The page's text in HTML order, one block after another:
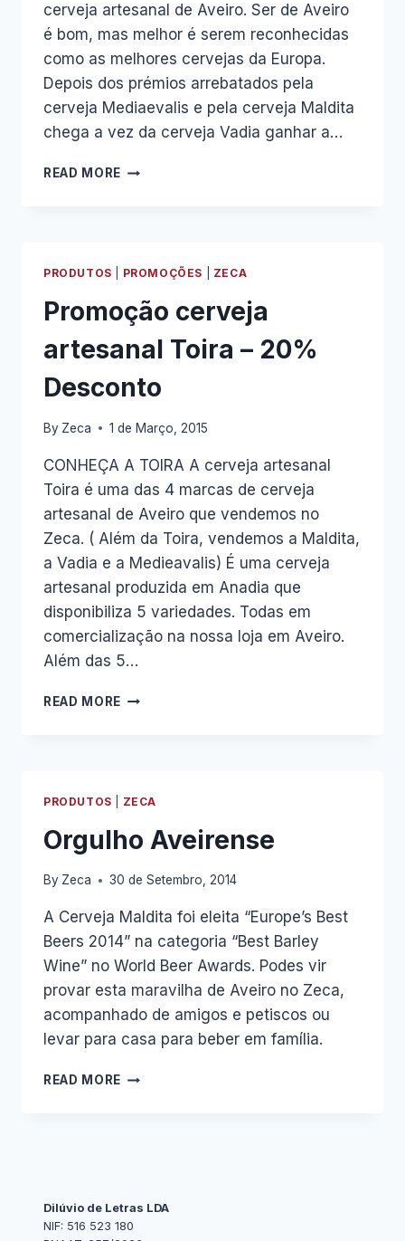
cerveja artesanal de Aveiro. Ser de Aveiro
é bom, mas melhor é serem reconhecidas
como as melhores cervejas da Europa.
Depois dos prémios arrebatados pela
cerveja Mediaevalis e pela cerveja Maldita
chega a vez da cerveja Vadia ganhar a…
READ MORE CERVEJA
BRUXELAS
PRODUTOS PROMOÇÕES ZECA
Promoção cerveja
artesanal Toira – 20%
Desconto
By Zeca 1 de Março, 2015
CONHEÇA A TOIRA A cerveja artesanal
Toira é uma das 4 marcas de cerveja
artesanal de Aveiro que vendemos no
Zeca. ( Além da Toira, vendemos a Maldita,
a Vadia e a Medieavalis) É uma cerveja
artesanal produzida em Anadia que
disponibiliza 5 variedades. Todas em
comercialização na nossa loja em Aveiro.
Além das 5…
READ MORE PROMOÇÃO
PRODUTOS ZECA
Orgulho Aveirense
By Zeca 30 de Setembro, 2014
A Cerveja Maldita foi eleita “Europe’s Best
Beers 2014” na categoria “Best Barley
Wine” no World Beer Awards. Podes vir
provar esta maravilha de Aveiro no Zeca,
acompanhado de amigos e petiscos ou
levar para casa para beber em família.
READ MORE ORGULHO
Dilúvio de Letras LDA
NIF: 516 523 180